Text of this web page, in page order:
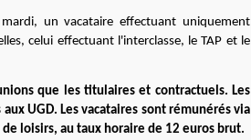
un vacataire effectuant uniquement
celui effectuant l'interclasse, le TAP et le
que les titulaires et contractuels. Les
UGD. Les vacataires sont rémunérés via
loisirs, au taux horaire de 12 euros brut.